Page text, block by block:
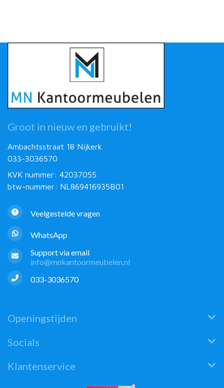
Groot in nieuw en gebruikt!
Ambachtsstraat 18 Nijkerk
033-3036570
KVK nummer: 42037055
btw-nummer: NL869416935B01
Veelgestelde vragen
WhatsApp
Support via email
info@mnkantoormeubelen.nl
033-3036570
Openingstijden
Socials
Klantenservice